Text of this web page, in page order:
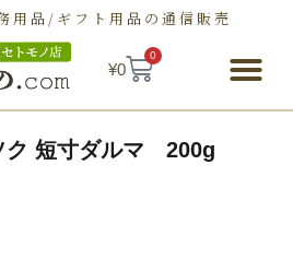
用品/ギフト用品の通信販売
¥0
0
ク 短寸ダルマ 200g